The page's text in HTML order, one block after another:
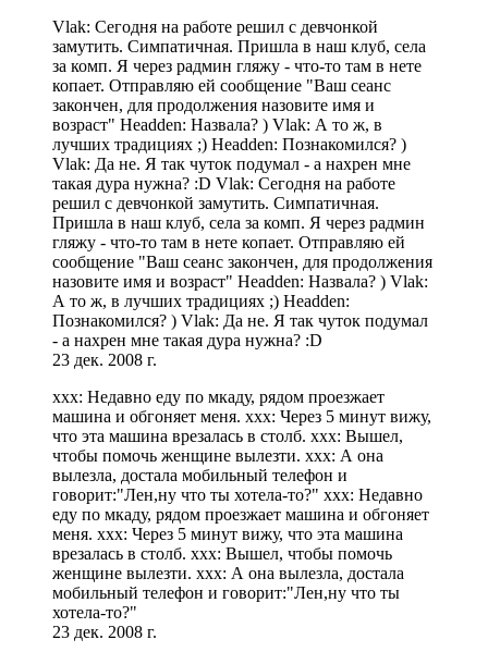
Vlak: Сегодня на работе решил с девчонкой
замутить. Симпатичная. Пришла в наш клуб, села
за комп. Я через радмин гляжу - что-то там в нете
копает. Отправляю ей сообщение "Ваш сеанс
закончен, для продолжения назовите имя и
возраст" Headden: Назвала? ) Vlak: А то ж, в
лучших традициях ;) Headden: Познакомился? )
Vlak: Да не. Я так чуток подумал - а нахрен мне
такая дура нужна? :D Vlak: Сегодня на работе
решил с девчонкой замутить. Симпатичная.
Пришла в наш клуб, села за комп. Я через радмин
гляжу - что-то там в нете копает. Отправляю ей
сообщение "Ваш сеанс закончен, для продолжения
назовите имя и возраст" Headden: Назвала? ) Vlak:
А то ж, в лучших традициях ;) Headden:
Познакомился? ) Vlak: Да не. Я так чуток подумал
- а нахрен мне такая дура нужна? :D
23 дек. 2008 г.
xxx: Недавно еду по мкаду, рядом проезжает
машина и обгоняет меня. xxx: Через 5 минут вижу,
что эта машина врезалась в столб. xxx: Вышел,
чтобы помочь женщине вылезти. xxx: А она
вылезла, достала мобильный телефон и
говорит:"Лен,ну что ты хотела-то?" xxx: Недавно
еду по мкаду, рядом проезжает машина и обгоняет
меня. xxx: Через 5 минут вижу, что эта машина
врезалась в столб. xxx: Вышел, чтобы помочь
женщине вылезти. xxx: А она вылезла, достала
мобильный телефон и говорит:"Лен,ну что ты
хотела-то?"
23 дек. 2008 г.